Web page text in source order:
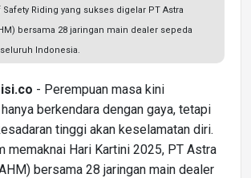
Riding yang sukses digelar PT Astra
bersama 28 jaringan main dealer sepeda
Indonesia.
- Perempuan masa kini
berkendara dengan gaya, tetapi
tinggi akan keselamatan diri.
memaknai Hari Kartini 2025, PT Astra
bersama 28 jaringan main dealer